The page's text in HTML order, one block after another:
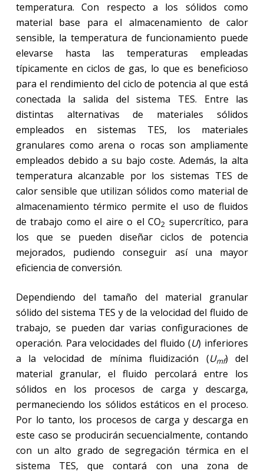
temperatura. Con respecto a los sólidos como
material base para el almacenamiento de calor
sensible, la temperatura de funcionamiento puede
elevarse hasta las temperaturas empleadas
típicamente en ciclos de gas, lo que es beneficioso
para el rendimiento del ciclo de potencia al que está
conectada la salida del sistema TES. Entre las
distintas alternativas de materiales sólidos
empleados en sistemas TES, los materiales
granulares como arena o rocas son ampliamente
empleados debido a su bajo coste. Además, la alta
temperatura alcanzable por los sistemas TES de
calor sensible que utilizan sólidos como material de
almacenamiento térmico permite el uso de fluidos
de trabajo como el aire o el CO2 supercrítico, para
los que se pueden diseñar ciclos de potencia
mejorados, pudiendo conseguir así una mayor
eficiencia de conversión.
Dependiendo del tamaño del material granular
sólido del sistema TES y de la velocidad del fluido de
trabajo, se pueden dar varias configuraciones de
operación. Para velocidades del fluido (U) inferiores
a la velocidad de mínima fluidización (Umf) del
material granular, el fluido percolará entre los
sólidos en los procesos de carga y descarga,
permaneciendo los sólidos estáticos en el proceso.
Por lo tanto, los procesos de carga y descarga en
este caso se producirán secuencialmente, contando
con un alto grado de segregación térmica en el
sistema TES, que contará con una zona de